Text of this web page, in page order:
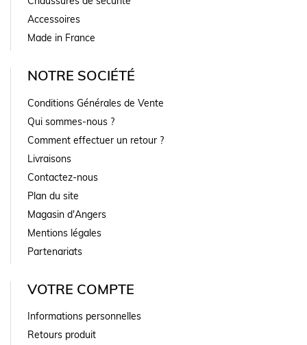
Accessoires
Made in France
NOTRE SOCIÉTÉ
Conditions Générales de Vente
Qui sommes-nous ?
Comment effectuer un retour ?
Livraisons
Contactez-nous
Plan du site
Magasin d'Angers
Mentions légales
Partenariats
VOTRE COMPTE
Informations personnelles
Retours produit